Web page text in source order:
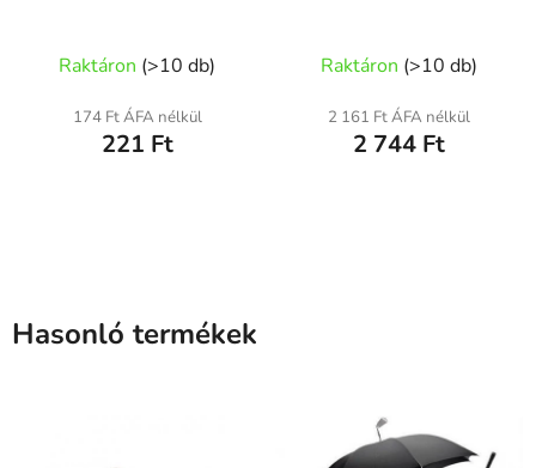
Raktáron (>10 db)
174 Ft ÁFA nélkül
221 Ft
Raktáron (>10 db)
2 161 Ft ÁFA nélkül
2 744 Ft
Hasonló termékek